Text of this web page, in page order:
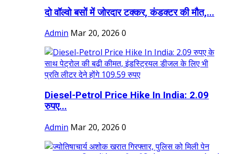
दो वॉल्वो बसों में जोरदार टक्कर, कंडक्टर की मौत,...
Admin Mar 20, 2026 0
Diesel-Petrol Price Hike In India: 2.09
रुपए...
Admin Mar 20, 2026 0